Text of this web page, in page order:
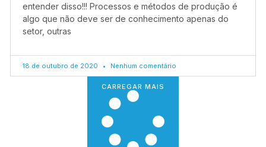
entender disso!!! Processos e métodos de produção é
algo que não deve ser de conhecimento apenas do
setor, outras
18 de outubro de 2020 Nenhum comentário
CARREGAR MAIS